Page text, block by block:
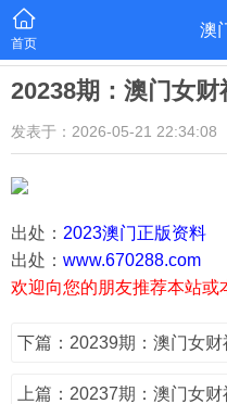
首页
澳
20238期：澳门女财
发表于：2026-05-21 22:34:08
出处： 2023澳门正版资料
出处： www.670288.com
欢迎向您的朋友推荐本站或
下篇：20239期：澳门女财
上篇：20237期：澳门女财